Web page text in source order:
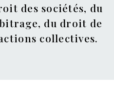
des sociétés, du
du droit de
collectives.